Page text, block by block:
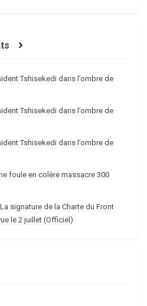
Tshisekedi dans l’ombre de
Tshisekedi dans l’ombre de
Tshisekedi dans l’ombre de
foule en colère massacre 300
La signature de la Charte du Front
le 2 juillet (Officiel)